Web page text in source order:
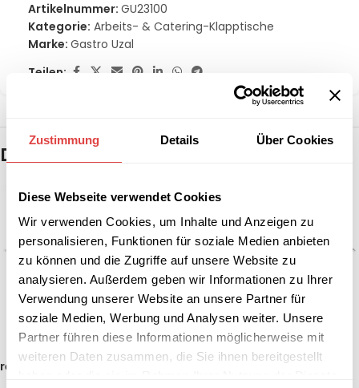
Zustimmung Details Über Cookies
Diese Webseite verwendet Cookies
Wir verwenden Cookies, um Inhalte und Anzeigen zu
personalisieren, Funktionen für soziale Medien anbieten
zu können und die Zugriffe auf unsere Website zu
analysieren. Außerdem geben wir Informationen zu Ihrer
Verwendung unserer Website an unsere Partner für
soziale Medien, Werbung und Analysen weiter. Unsere
Partner führen diese Informationen möglicherweise mit
weiteren Daten zusammen, die Sie ihnen bereitgestellt
Artikelnummer: GU23100
Kategorie: Arbeits- & Catering-Klapptische
Marke: Gastro Uzal
Teilen:
Das könnte dir auch gefallen …
rechteckige Deluxe-
rechteckige Deluxe-